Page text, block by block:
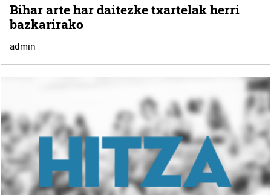
Bihar arte har daitezke txartelak herri
bazkarirako
admin